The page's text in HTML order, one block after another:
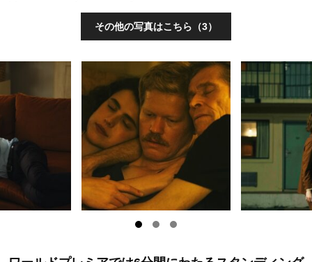
その他の写真はこちら（3）